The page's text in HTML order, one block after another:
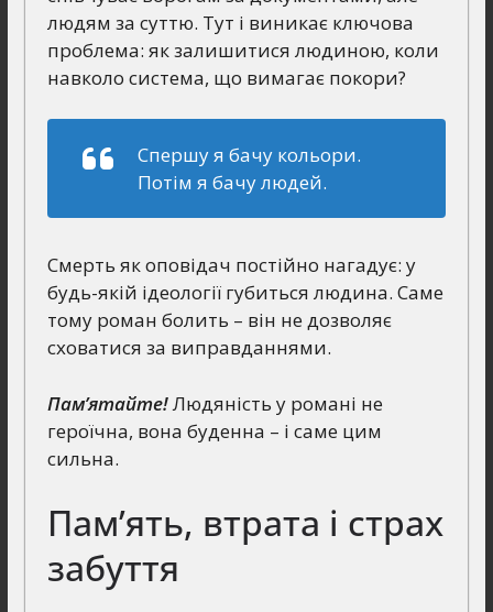
людям за суттю. Тут і виникає ключова
проблема: як залишитися людиною, коли
навколо система, що вимагає покори?
Спершу я бачу кольори.
Потім я бачу людей.
Смерть як оповідач постійно нагадує: у
будь-якій ідеології губиться людина. Саме
тому роман болить – він не дозволяє
сховатися за виправданнями.
Пам’ятайте!Людяність у романі не
героїчна, вона буденна – і саме цим
сильна.
Пам’ять, втрата і страх
забуття